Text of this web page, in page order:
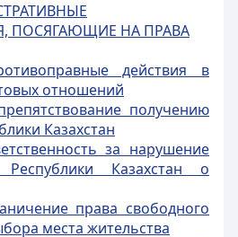
ПОСЯГАЮЩИЕ НА ПРАВА
действия в
отношений
получению
Казахстан
за нарушение
Республики Казахстан о
права свободного
места жительства